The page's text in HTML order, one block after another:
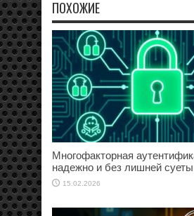
ПОХОЖИЕ
Многофакторная
надежно и без лишней суеты
15.02.2026